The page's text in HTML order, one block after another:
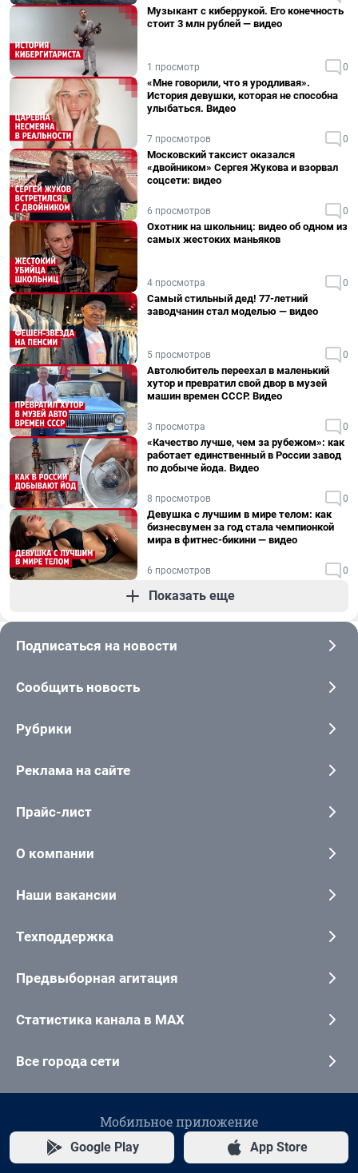
Музыкант с киберрукой. Его конечность
стоит 3 млн рублей — видео
1 просмотр 0
«Мне говорили, что я уродливая».
История девушки, которая не способна
улыбаться. Видео
7 просмотров 0
Московский таксист оказался
«двойником» Сергея Жукова и взорвал
соцсети: видео
6 просмотров 0
Охотник на школьниц: видео об одном из
самых жестоких маньяков
4 просмотра 0
Самый стильный дед! 77-летний
заводчанин стал моделью — видео
5 просмотров 0
Автолюбитель переехал в маленький
хутор и превратил свой двор в музей
машин времен СССР. Видео
3 просмотра 0
«Качество лучше, чем за рубежом»: как
работает единственный в России завод
по добыче йода. Видео
8 просмотров 0
Девушка с лучшим в мире телом: как
бизнесвумен за год стала чемпионкой
мира в фитнес-бикини — видео
6 просмотров 0
Показать еще
Подписаться на новости
Сообщить новость
Рубрики
Реклама на сайте
Прайс-лист
О компании
Наши вакансии
Техподдержка
Предвыборная агитация
Статистика канала в MAX
Все города сети
Мобильное приложение
Google Play App Store